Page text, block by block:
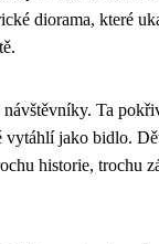
diorama, které
Ta
vytáhlí jako bidlo.
historie, trochu